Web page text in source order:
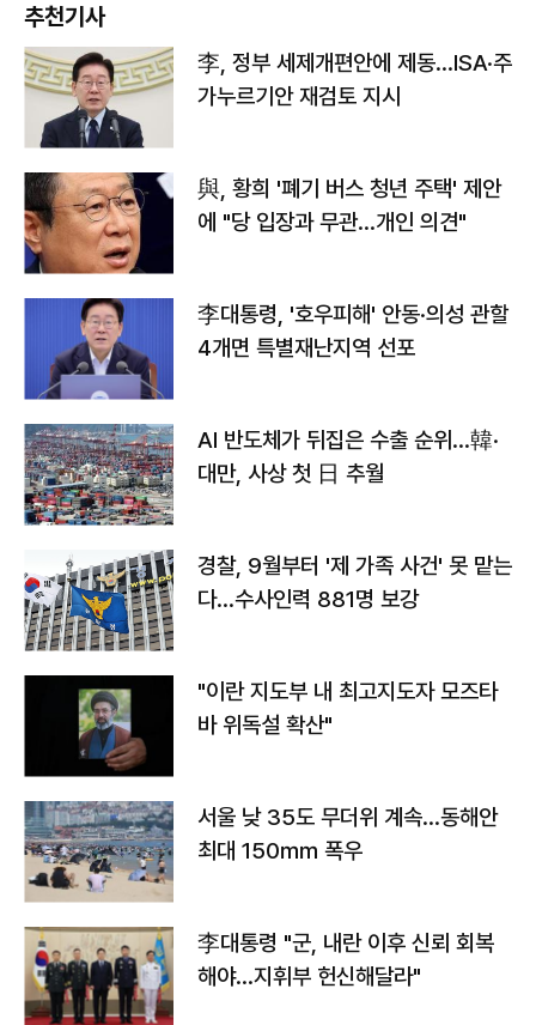
추천기사
李, 정부 세제개편안에 제동…ISA·주
가누르기안 재검토 지시
與, 황희 '폐기 버스 청년 주택' 제안
에 "당 입장과 무관…개인 의견"
李대통령, '호우피해' 안동·의성 관할
4개면 특별재난지역 선포
AI 반도체가 뒤집은 수출 순위…韓·
대만, 사상 첫 日 추월
경찰, 9월부터 '제 가족 사건' 못 맡는
다…수사인력 881명 보강
"이란 지도부 내 최고지도자 모즈타
바 위독설 확산"
서울 낮 35도 무더위 계속…동해안
최대 150㎜ 폭우
李대통령 "군, 내란 이후 신뢰 회복
해야…지휘부 헌신해달라"